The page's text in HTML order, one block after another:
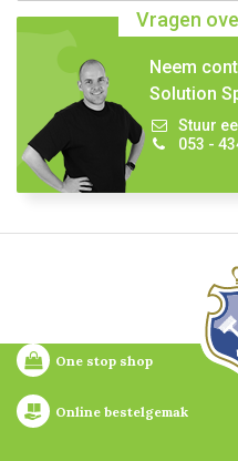
Vragen
Neem
Solution
Stuur
053 -
One stop shop
Online bestelgemak